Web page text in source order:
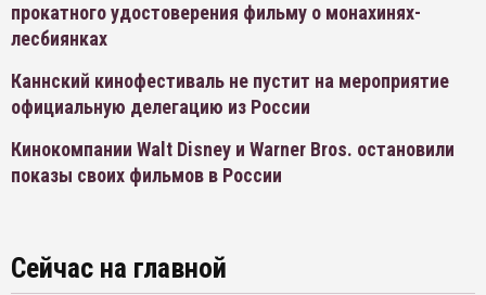
прокатного удостоверения фильму о монахинях-
лесбиянках
Каннский кинофестиваль не пустит на мероприятие
официальную делегацию из России
Кинокомпании Walt Disney и Warner Bros. остановили
показы своих фильмов в России
Сейчас на главной